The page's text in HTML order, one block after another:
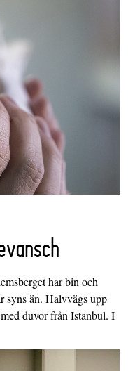
har bin och
syns än. Halvvägs upp
duvor från Istanbul. I